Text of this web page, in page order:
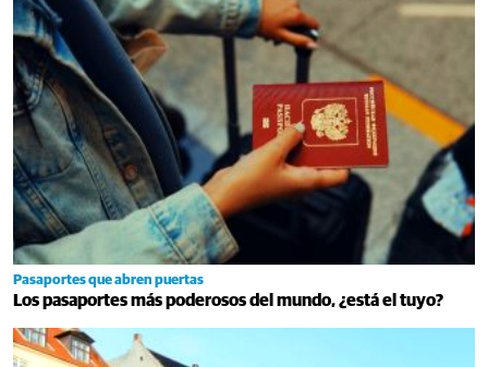
Pasaportes que abren puertas
Los pasaportes más poderosos del mundo, ¿está el tuyo?